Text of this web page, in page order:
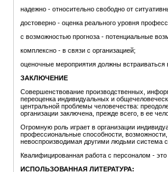
надежно - относительно свободно от
достоверно - оценка реального уровня
с возможностью прогноза - потенциальные
комплексно - в связи с организацией;
оценочные мероприятия должны
ЗАКЛЮЧЕНИЕ
Совершенствование производственных,
переоценка индивидуальных и
центральной проблемы человечества:
организации заключена, прежде всего, в ее
Огромную роль играет в организации
профессиональные способности,
невоспроизводимая другими людьми система
Квалифицированная работа с персоналом - это
ИСПОЛЬЗОВАННАЯ ЛИТЕРАТУРА: